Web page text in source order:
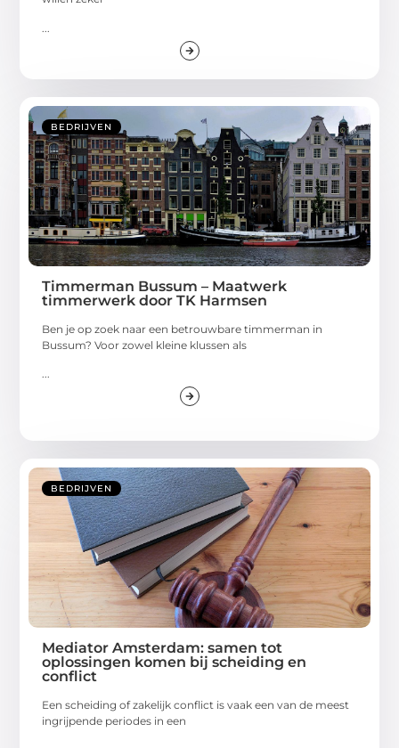
BEDRIJVEN
Timmerman Bussum – Maatwerk
timmerwerk door TK Harmsen
Ben je op zoek naar een betrouwbare timmerman in
Bussum? Voor zowel kleine klussen als
...
BEDRIJVEN
Mediator Amsterdam: samen tot
oplossingen komen bij scheiding en
conflict
Een scheiding of zakelijk conflict is vaak een van de meest
ingrijpende periodes in een